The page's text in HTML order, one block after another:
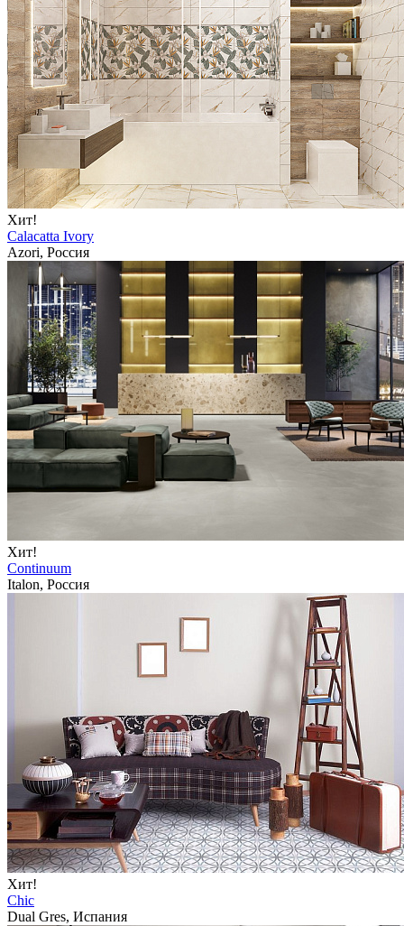
Хит!
Calacatta Ivory
Azori, Россия
Хит!
Continuum
Italon, Россия
Хит!
Chic
Dual Gres, Испания